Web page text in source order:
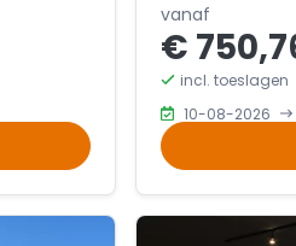
vanaf
€
incl. toeslagen
10-08-2026